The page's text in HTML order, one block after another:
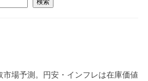
検索
場予測。円安・インフレは在庫価値